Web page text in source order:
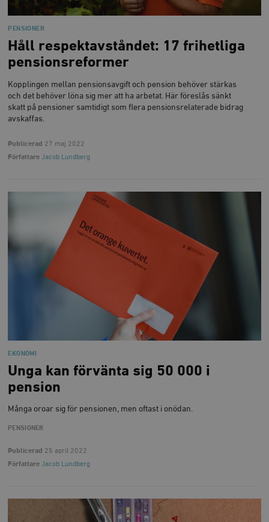
PENSIONER
Håll respektavståndet: 17 frihetliga
pensionsreformer
Kopplingen mellan pensionsavgift och pension behöver stärkas
och det behöver löna sig mer att ha arbetat. Här föreslås sänkt
skatt på pensioner samtidigt som flera pensionsrelaterade bidrag
avskaffas.
Publicerad 27 maj 2022
Författare Jacob Lundberg
EKONOMI
Unga kan förvänta sig 50 000 i
pension
Många oroar sig för pensionen, men oftast i onödan.
PENSIONER
Publicerad 25 april 2022
Författare Jacob Lundberg